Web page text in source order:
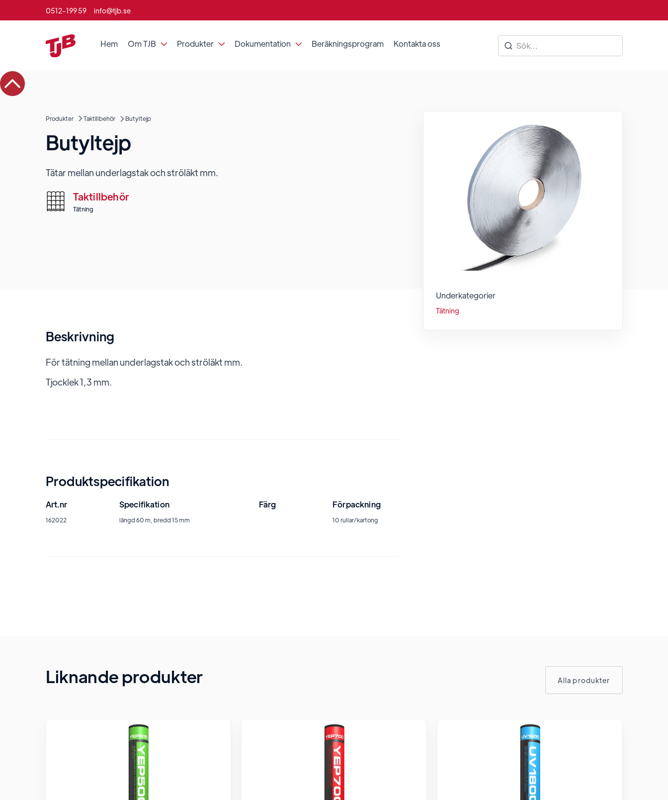
0512-199 59 info@tjb.se
Hem Om TJB  Produkter  Dokumentation  Beräkningsprogram Kontakta oss
Produkter Taktillbehör Butyltejp
Butyltejp
Tätar mellan underlagstak och ströläkt mm.
Taktillbehör
Tätning
Beskrivning
För tätning mellan underlagstak och ströläkt mm.
Tjocklek 1,3 mm.
Produktspecifikation
Art.nr Specifikation Färg Förpackning
162022 längd 60 m, bredd 15 mm 10 rullar/kartong
Underkategorier
Tätning
Liknande produkter Alla produkter